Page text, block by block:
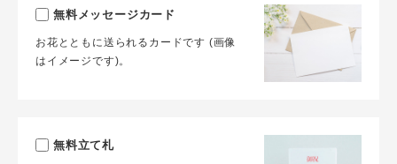
無料メッセージカード
お花とともに送られるカードです (画像
はイメージです)。
無料立て札